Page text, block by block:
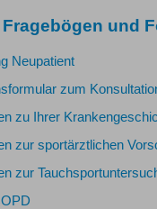
und
Neupatient
zum
zu Ihrer
zur sportärztlichen
zur